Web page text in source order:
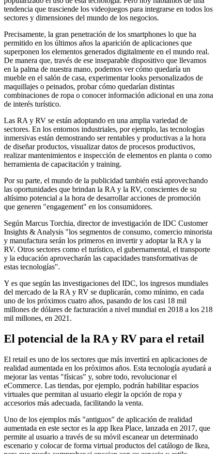
tendencia que trasciende los videojuegos para integrarse en todos los
sectores y dimensiones del mundo de los negocios.
Precisamente, la gran penetración de los smartphones lo que ha
permitido en los últimos años la aparición de aplicaciones que
superponen los elementos generados digitalmente en el mundo real.
De manera que, través de ese inseparable dispositivo que llevamos
en la palma de nuestra mano, podemos ver cómo quedaría un
mueble en el salón de casa, experimentar looks personalizados de
maquillajes o peinados, probar cómo quedarían distintas
combinaciones de ropa o conocer información adicional en una zona
de interés turístico.
Las RA y RV se están adoptando en una amplia variedad de
sectores. En los entornos industriales, por ejemplo, las tecnologías
inmersivas están demostrando ser rentables y productivas a la hora
de diseñar productos, visualizar datos de procesos productivos,
realizar mantenimientos e inspección de elementos en planta o como
herramienta de capacitación y training.
Por su parte, el mundo de la publicidad también está aprovechando
las oportunidades que brindan la RA y la RV, conscientes de su
altísimo potencial a la hora de desarrollar acciones de promoción
que generen "engagement" en los consumidores.
Según Marcus Torchia, director de investigación de IDC Customer
Insights & Analysis "los segmentos de consumo, comercio minorista
y manufactura serán los primeros en invertir y adoptar la RA y la
RV. Otros sectores como el turístico, el gubernamental, el transporte
y la educación aprovecharán las capacidades transformativas de
estas tecnologías".
Y es que según las investigaciones del IDC, los ingresos mundiales
del mercado de la RA y RV se duplicarán, como mínimo, en cada
uno de los próximos cuatro años, pasando de los casi 18 mil
millones de dólares de facturación a nivel mundial en 2018 a los 218
mil millones, en 2021.
El potencial de la RA y RV para el retail
El retail es uno de los sectores que más invertirá en aplicaciones de
realidad aumentada en los próximos años. Esta tecnología ayudará a
mejorar las ventas "físicas" y, sobre todo, revolucionar el
eCommerce. Las tiendas, por ejemplo, podrán habilitar espacios
virtuales que permitan al usuario elegir la opción de ropa y
accesorios más adecuada, facilitando la venta.
Uno de los ejemplos más "antiguos" de aplicación de realidad
aumentada en este sector es la app Ikea Place, lanzada en 2017, que
permite al usuario a través de su móvil escanear un determinado
escenario y colocar de forma virtual productos del catálogo de Ikea,